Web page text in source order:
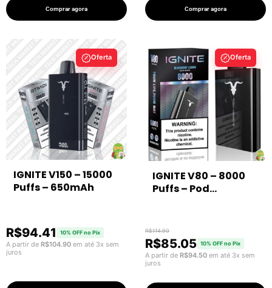
Comprar agora Comprar agora
Oferta
IGNITE V150 – 15000
Puffs – 650mAh
R$94.41 10% OFF no Pix
A partir de R$104.90 em até 3x sem
juros
Oferta
IGNITE V80 – 8000
Puffs – Pod
R$114.90
R$85.05 10% OFF no Pix
A partir de R$94.50 em até 3x sem
juros